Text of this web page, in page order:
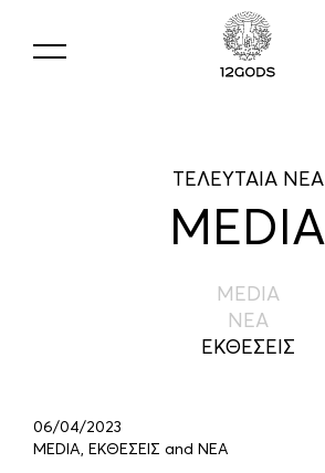
ΤΕΛΕΥΤΑΙΑ ΝΕΑ
MEDIA
MEDIA
ΝΕΑ
ΕΚΘΕΣΕΙΣ
06/04/2023
MEDIA, ΕΚΘΕΣΕΙΣ and ΝΕΑ